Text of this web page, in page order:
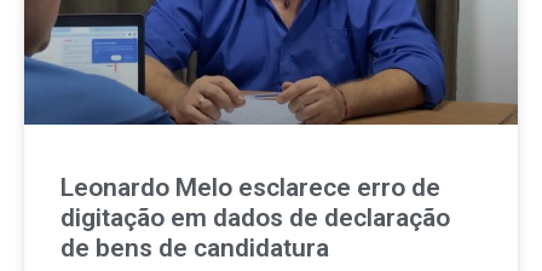
Leonardo Melo esclarece erro de
digitação em dados de declaração
de bens de candidatura